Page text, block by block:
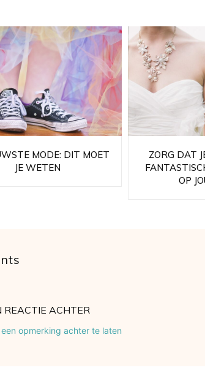
MODE: DIT MOET
JE WETEN
ZORG DAT
OP
REACTIE ACHTER
opmerking achter te laten